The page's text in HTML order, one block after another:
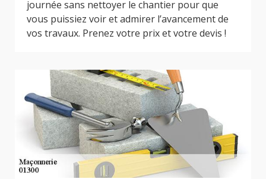
journée sans nettoyer le chantier pour que
vous puissiez voir et admirer l’avancement de
vos travaux. Prenez votre prix et votre devis !